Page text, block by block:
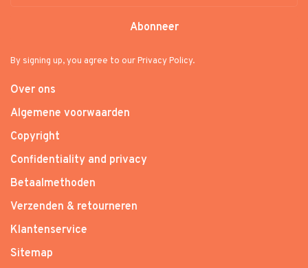
Abonneer
By signing up, you agree to our Privacy Policy.
Over ons
Algemene voorwaarden
Copyright
Confidentiality and privacy
Betaalmethoden
Verzenden & retourneren
Klantenservice
Sitemap